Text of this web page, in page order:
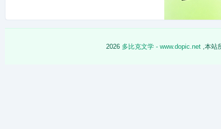
2026 多比克文学 - www.dopic.net ,本站